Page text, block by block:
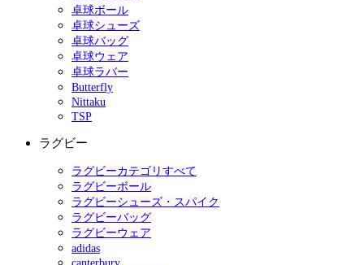
卓球ボール
卓球シューズ
卓球バッグ
卓球ウェア
卓球ラバー
Butterfly
Nittaku
TSP
ラグビー
ラグビーカテゴリすべて
ラグビーボール
ラグビーシューズ・スパイク
ラグビーバッグ
ラグビーウェア
adidas